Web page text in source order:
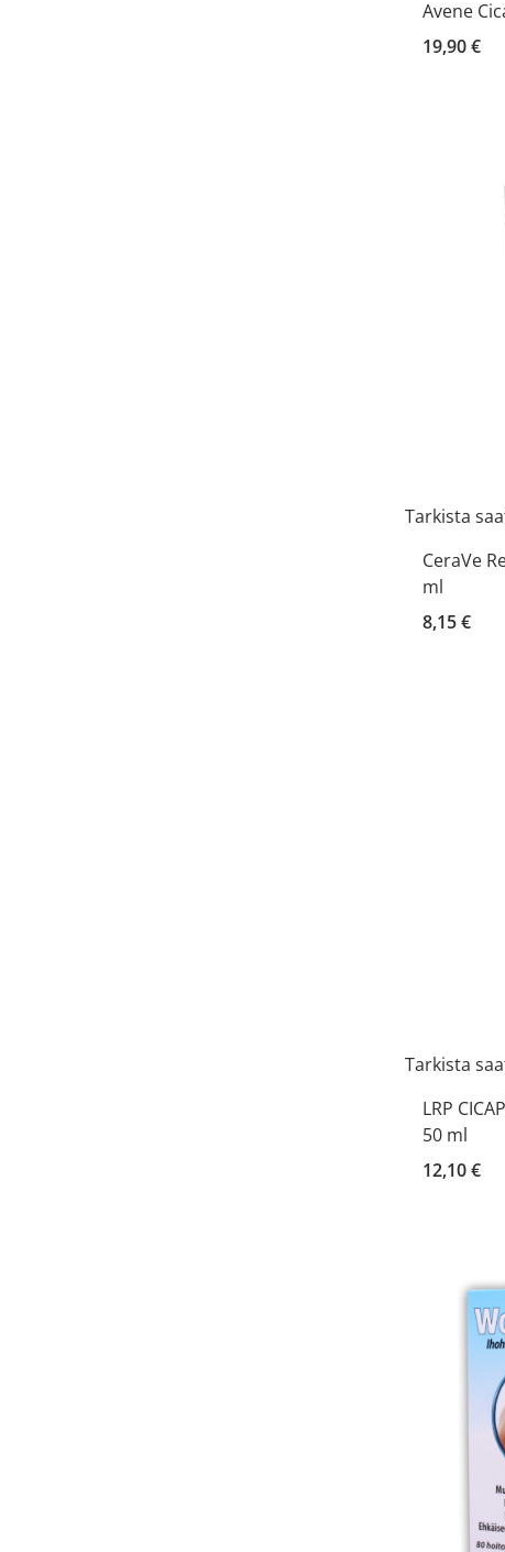
Avene
19,90 €
Tarkista
CeraVe
ml
8,15 €
Tarkista
LRP
50 ml
12,10 €